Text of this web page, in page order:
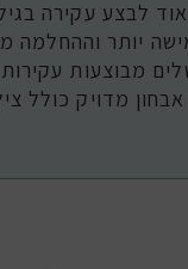
יותר וההחלמה
מבוצעות